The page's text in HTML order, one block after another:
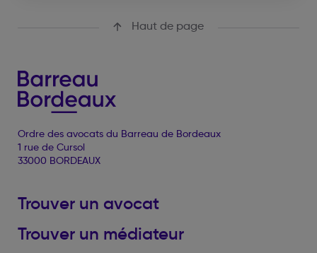
Haut de page
Ordre des avocats du Barreau de Bordeaux
1 rue de Cursol
33000 BORDEAUX
Trouver un avocat
Trouver un médiateur